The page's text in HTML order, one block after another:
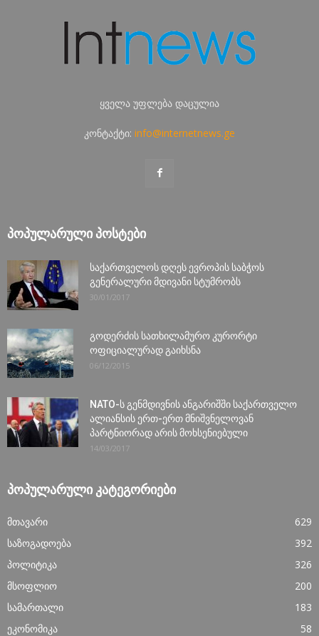
ყველა უფლება დაცულია
კონტაქტი: info@internetnews.ge
ᲞᲝᲞᲣᲚᲐᲠᲣᲚᲘ ᲞᲝᲡᲢᲔᲑᲘ
საქართველოს დღეს ევროპის საბჭოს
გენერალური მდივანი სტუმრობს
30/01/2017
გოდერძის სათხილამურო კურორტი
ოფიციალურად გაიხსნა
06/12/2015
NATO-ს გენმდივნის ანგარიშში საქართველო
ალიანსის ერთ-ერთ მნიშვნელოვან
პარტნიორად არის მოხსენიებული
14/03/2017
ᲞᲝᲞᲣᲚᲐᲠᲣᲚᲘ ᲙᲐᲢᲔᲒᲝᲠᲘᲔᲑᲘ
მთავარი
629
საზოგადოება
392
პოლიტიკა
326
მსოფლიო
200
სამართალი
183
ეკონომიკა
58